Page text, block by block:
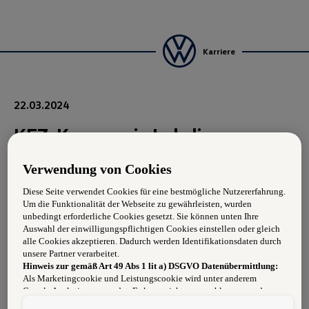
Karriere
22.03.2024
KFZ-Karosserie Lehrling
Anforderungen:
Begeisterung für die Automarken unseres Konzerns
Abgeschlossene Fachausbildung
Zuverlässigkeit und Flexibilität
Verwendung von Cookies
Diese Seite verwendet Cookies für eine bestmögliche Nutzererfahrung.
Um die Funktionalität der Webseite zu gewährleisten, wurden
unbedingt erforderliche Cookies gesetzt. Sie können unten Ihre
Auswahl der einwilligungspflichtigen Cookies einstellen oder gleich
alle Cookies akzeptieren. Dadurch werden Identifikationsdaten durch
unsere Partner verarbeitet.
Hinweis zur gemäß Art 49 Abs 1 lit a) DSGVO Datenübermittlung:
Als Marketingcookie und Leistungscookie wird unter anderem
Google Analytics verwendet. Es kann nicht ausgeschlossen werden,